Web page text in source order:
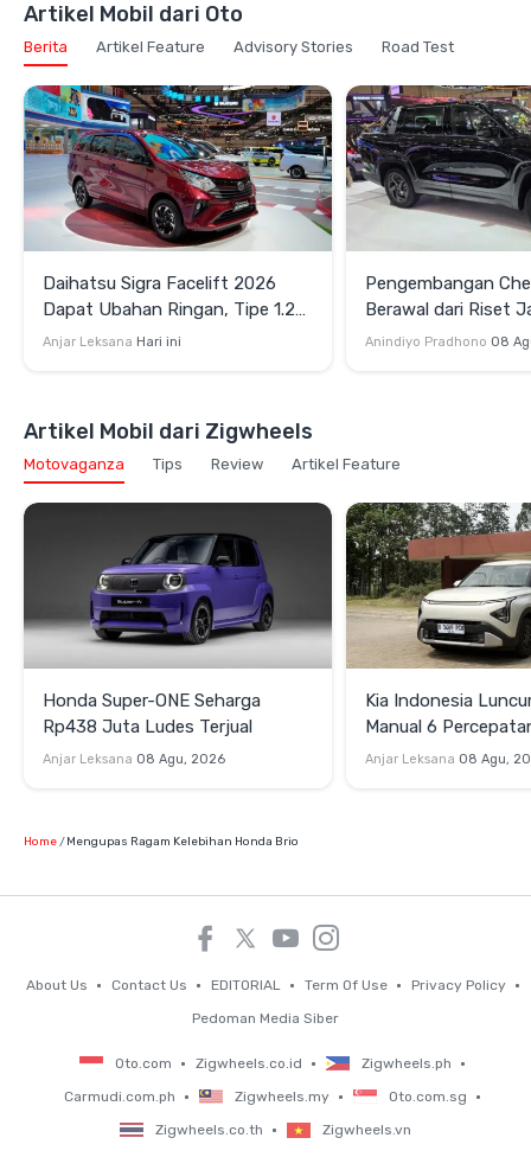
Artikel Mobil dari Oto
Berita Artikel Feature Advisory Stories Road Test
Daihatsu Sigra Facelift 2026
Dapat Ubahan Ringan, Tipe 1.2R
Dijual Mulai Rp173 Jutaan
Anjar Leksana Hari ini
Pengembangan
Berawal dari Riset
Indonesia
Anindiyo Pradhono 08
Artikel Mobil dari Zigwheels
Motovaganza Tips Review Artikel Feature
Honda Super-ONE Seharga
Rp438 Juta Ludes Terjual
Anjar Leksana 08 Agu, 2026
Kia Indonesia
Manual 6
Rp269 Juta
Anjar Leksana 08 Agu,
Home Mengupas Ragam Kelebihan Honda Brio
About Us Contact Us EDITORIAL Term Of Use
Privacy Policy
Pedoman Media Siber
Oto.com Zigwheels.co.id
Zigwheels.ph
Carmudi.com.ph
Zigwheels.my
Oto.com.sg
Zigwheels.co.th
Zigwheels.vn